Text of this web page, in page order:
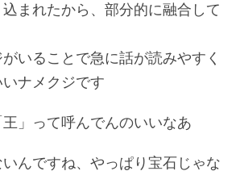
まれたから、部分的に融合して
いることで急に話が読みやすく
ナメクジです
」って呼んでんのいいなあ
んですね、やっぱり宝石じゃな